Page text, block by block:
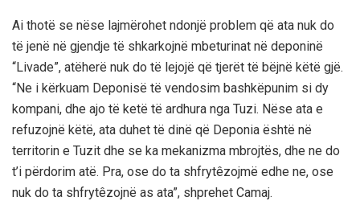
Ai thotë se nëse lajmërohet ndonjë problem që ata nuk do
të jenë në gjendje të shkarkojnë mbeturinat në deponinë
“Livade”, atëherë nuk do të lejojë që tjerët të bëjnë këtë gjë.
“Ne i kërkuam Deponisë të vendosim bashkëpunim si dy
kompani, dhe ajo të ketë të ardhura nga Tuzi. Nëse ata e
refuzojnë këtë, ata duhet të dinë që Deponia është në
territorin e Tuzit dhe se ka mekanizma mbrojtës, dhe ne do
t’i përdorim atë. Pra, ose do ta shfrytêzojmë edhe ne, ose
nuk do ta shfrytêzojnë as ata”, shprehet Camaj.